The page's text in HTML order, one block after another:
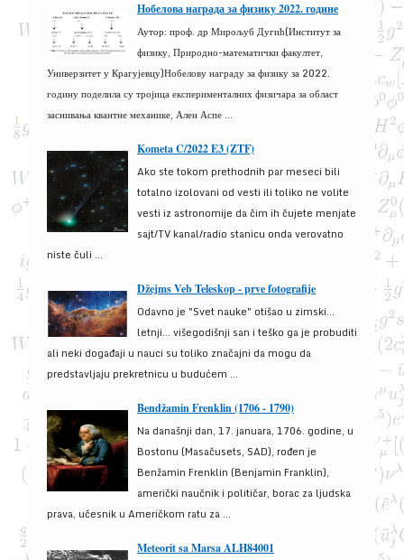
Нобелова награда за физику 2022. године
Аутор: проф. др Мирољуб Дугић(Институт за
физику, Природно-математички факултет,
Универзитет у Крагујевцу)Нобелову награду за физику за 2022.
годину поделила су тројица експерименталних физичара за област
заснивања квантне механике, Ален Аспе ...
Kometa C/2022 E3 (ZTF)
Ako ste tokom prethodnih par meseci bili
totalno izolovani od vesti ili toliko ne volite
vesti iz astronomije da čim ih čujete menjate
sajt/TV kanal/radio stanicu onda verovatno
niste čuli ...
Džejms Veb Teleskop - prve fotografije
Odavno je "Svet nauke" otišao u zimski...
letnji... višegodišnji san i teško ga je probuditi
ali neki događaji u nauci su toliko značajni da mogu da
predstavljaju prekretnicu u budućem ...
Bendžamin Frenklin (1706 - 1790)
Na današnji dan, 17. januara, 1706. godine, u
Bostonu (Masačusets, SAD), rođen je
Benžamin Frenklin (Benjamin Franklin),
američki naučnik i političar, borac za ljudska
prava, učesnik u Američkom ratu za ...
Meteorit sa Marsa ALH84001